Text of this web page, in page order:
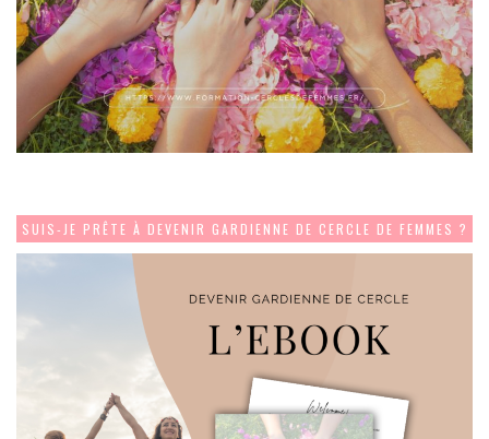
SUIS-JE PRÊTE À DEVENIR GARDIENNE DE CERCLE DE FEMMES ?